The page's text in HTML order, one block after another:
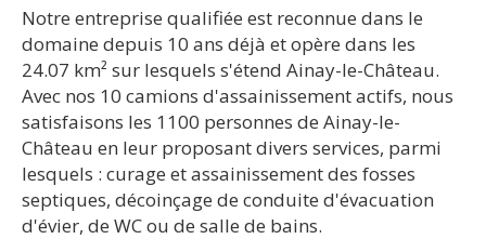
Notre entreprise qualifiée est reconnue dans le
domaine depuis 10 ans déjà et opère dans les
24.07 km² sur lesquels s'étend Ainay-le-Château.
Avec nos 10 camions d'assainissement actifs, nous
satisfaisons les 1100 personnes de Ainay-le-
Château en leur proposant divers services, parmi
lesquels : curage et assainissement des fosses
septiques, décoinçage de conduite d'évacuation
d'évier, de WC ou de salle de bains.